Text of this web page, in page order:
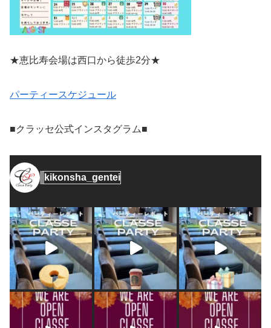
★恵比寿会場は西口から徒歩2分★
パーティースケジュール
■クラッセ公式インスタグラム■
kikonsha_gentei